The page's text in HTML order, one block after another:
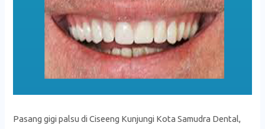
Pasang gigi palsu di Ciseeng Kunjungi Kota Samudra Dental,